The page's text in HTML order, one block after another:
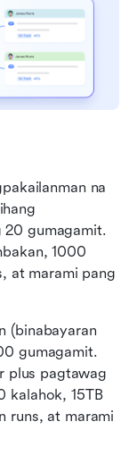
na
20 gumagamit.
1000
at marami pang
(binabayaran
gumagamit.
plus pagtawag
kalahok, 15TB
runs, at marami